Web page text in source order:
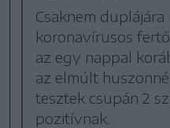
Csaknem
koronavírusos
az egy nappal
az elmúlt
tesztek csupán 2
pozitívnak.